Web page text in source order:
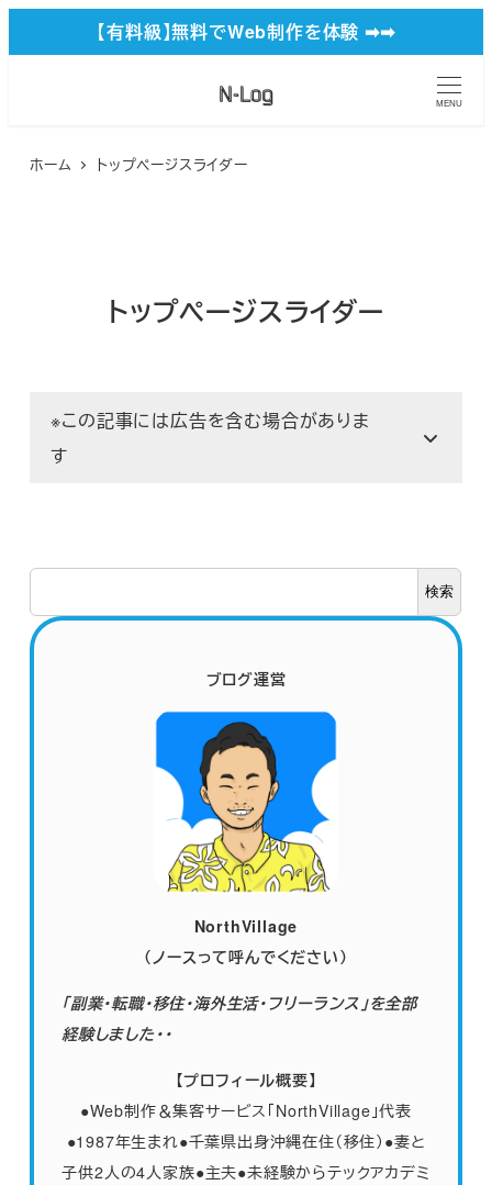
イ
【有料級】無料でWeb制作を体験 ➡︎➡︎
MENU
ホーム トップページスライダー
トップページスライダー
※この記事には広告を含む場合がありま
す
索
検索
ブログ運営
NorthVillage
（ノースって呼んでください）
「副業・転職・移住・海外生活・フリーランス」を全部
経験しました・・
【プロフィール概要】
●Web制作＆集客サービス「NorthVillage」代表
●1987年生まれ●千葉県出身沖縄在住（移住）●妻と
子供2人の4人家族●主夫●未経験からテックアカデミ